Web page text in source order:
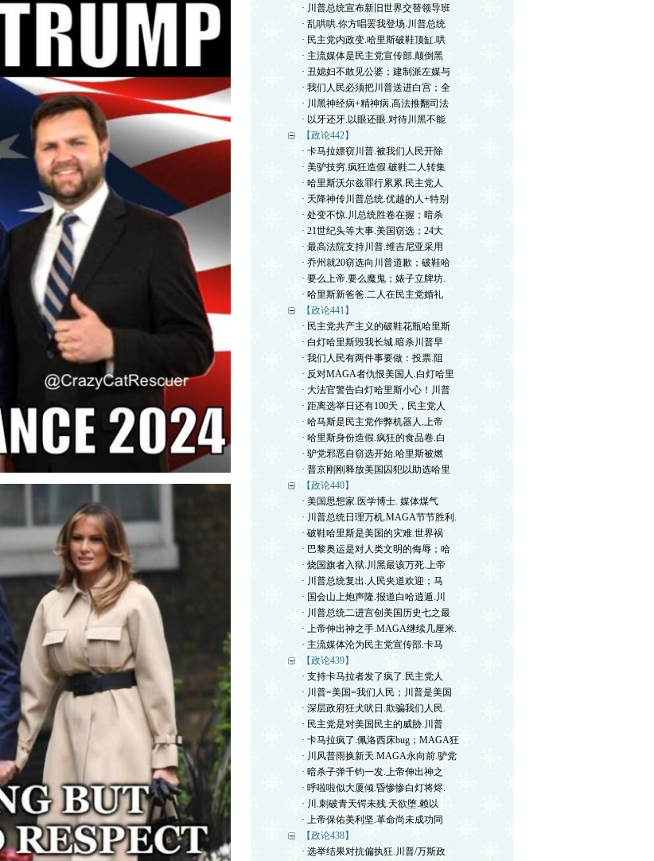
· 川普总统宣布新旧世界交替领导班
· 乱哄哄.你方唱罢我登场.川普总统
· 民主党内政变.哈里斯破鞋顶缸.哄
· 主流媒体是民主党宣传部.颠倒黑
· 丑媳妇不敢见公婆；建制派左媒与
· 我们人民必须把川普送进白宫；全
· 川黑神经病+精神病.高法推翻司法
· 以牙还牙.以眼还眼.对待川黑不能
【政论442】
· 卡马拉嫖窃川普.被我们人民开除
· 美驴技穷.疯狂造假.破鞋二人转集
· 哈里斯沃尔兹罪行累累.民主党人
· 天降神传川普总统.优越的人+特别
· 处变不惊.川总统胜卷在握；暗杀
· 21世纪头等大事.美国窃选；24大
· 最高法院支持川普.维吉尼亚采用
· 乔州就20窃选向川普道歉；破鞋哈
· 要么上帝.要么魔鬼；婊子立牌坊.
· 哈里斯新爸爸.二人在民主党婚礼
【政论441】
· 民主党共产主义的破鞋花瓶哈里斯
· 白灯哈里斯毁我长城.暗杀川普早
· 我们人民有两件事要做：投票.阻
· 反对MAGA者仇恨美国人.白灯哈里
· 大法官警告白灯哈里斯小心！川普
· 距离选举日还有100天，民主党人
· 哈马斯是民主党作弊机器人.上帝
· 哈里斯身份造假.疯狂的食品卷.白
· 驴党邪恶自窃选开始.哈里斯被燃
· 普京刚刚释放美国囚犯以助选哈里
【政论440】
· 美国思想家.医学博士. 媒体煤气
· 川普总统日理万机.MAGA节节胜利.
· 破鞋哈里斯是美国的灾难.世界祸
· 巴黎奥运是对人类文明的侮辱；哈
· 烧国旗者入狱.川黑最该万死.上帝
· 川普总统复出.人民夹道欢迎；马
· 国会山上炮声隆.报道白哈逍遁.川
· 川普总统二进宫创美国历史七之最
· 上帝伸出神之手.MAGA继续几厘米.
· 主流媒体沦为民主党宣传部.卡马
【政论439】
· 支持卡马拉者发了疯了.民主党人
· 川普=美国=我们人民；川普是美国
· 深层政府狂犬吠日.欺骗我们人民.
· 民主党是对美国民主的威胁.川普
· 卡马拉疯了.佩洛西床bug；MAGA狂
· 川风普雨换新天.MAGA永向前.驴党
· 暗杀子弹千钧一发.上帝伸出神之
· 呼啦啦似大厦倾.昏惨惨白灯将烬.
· 川.刺破青天锷未残.天欲堕.赖以
· 上帝保佑美利坚.革命尚未成功同
【政论438】
· 选举结果对抗偏执狂.川普/万斯政